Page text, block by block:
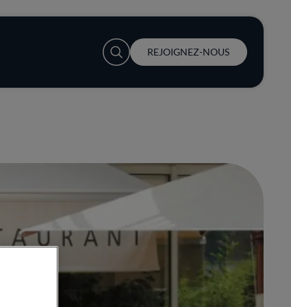
User account menu
REJOIGNEZ-NOUS